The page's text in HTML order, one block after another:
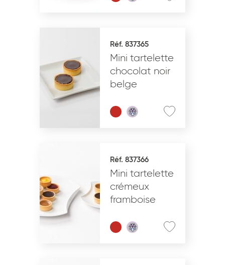
Réf. 837365
Mini tartelette
chocolat noir
belge
Réf. 837366
Mini tartelette
crémeux
framboise